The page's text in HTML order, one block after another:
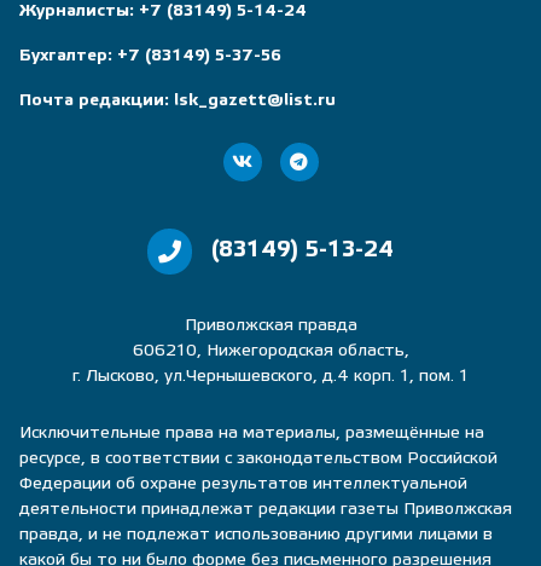
университете спорта и туризма по программе
«СпортТрек» — конкурс для тренеров, разделенный
на профессиональный и любительский треки.
Участники прошли отбор, включавший
видеовизиток. Конкурсанты, получившие
наибольшее количество баллов от экспертного
Программа ДПО создана педагогическим составом
Московского государственного университета спорта
и туризма специально для проекта «СпортТрек».
способностей по воспитанию подрастающего
поколения. Тренеры, прошедшие обучение по
программе, смогут не только проводить занятия по
физической культуре, развивать физические
качества и повышать функциональные возможности